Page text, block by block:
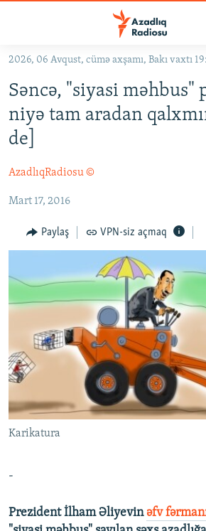
Əsas
qayıt
Əsas
naviqasiyaya
qayıt
#İZAHLA
KORRUPSIOMETR
#ƏSLINDƏ
FƏRQƏ BAX
QANUNI DOĞRU
ARAŞDIRMA
MULTIMEDIA
VIDEO
FOTOQALEREYA
İNFOQRAFIKA
KARIKATURA
RADIO ARXIV
OXU ZALI
AZƏRBAYCAN ƏDƏBIYYATI KITABXANASI
İSLAM VƏ DEMOKRATIYA
İZ - MƏDƏNIYYƏT PROQRAMI
HAQQIMIZDA
MISSIYAMIZ
PEŞƏ ETIKASI VƏ JURNALISTIKA
MATERIALLARIMIZDAN ISTIFADƏ
AZADLIQRADIOSU MOBIL TELEFONUNUZDA
BIZIMLƏ ƏLAQƏ
BIZI IZLƏ
RFE/RL-in bütün saytları
2026, 06 Avqust, cümə axşamı, Bakı vaxtı
Səncə, "siyasi məhbus"
niyə tam aradan
de]
AzadlıqRadiosu ©
Mart 17, 2016
Paylaş VPN-siz açmaq
Karikatura
-
Prezident İlham Əliyevin əfv